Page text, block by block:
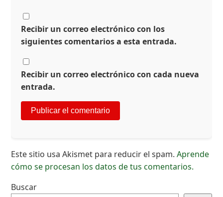
Recibir un correo electrónico con los
siguientes comentarios a esta entrada.
Recibir un correo electrónico con cada nueva
entrada.
Este sitio usa Akismet para reducir el spam.Aprende
cómo se procesan los datos de tus comentarios.
Buscar